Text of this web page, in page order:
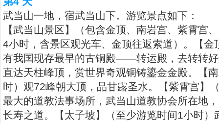
武当山一地，宿武当山下。游览景点如下：
【武当山景区】（包含金顶、南岩宫、紫霄宫
4小时，含景区观光车、金顶往返索道）。【
有我国现存最早的古铜殿——转运殿，去转转
直达天柱峰顶，赏世界奇观铜铸鎏金金殿。【
时）观72峰朝大顶，品甘露圣水。【紫霄宫】
最大的道教法事场所，武当山道教协会所在地
长寿之道。【太子坡】（至少游览时间1小时）